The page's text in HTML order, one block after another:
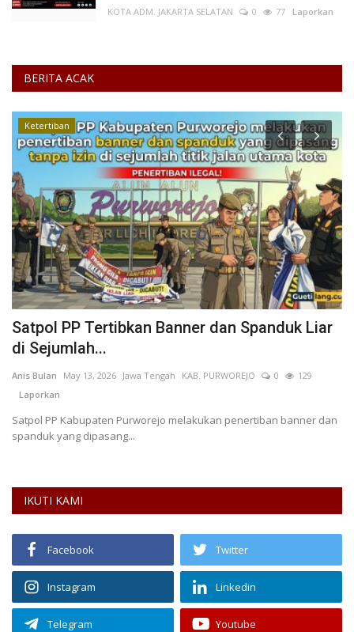
KOTA ADM. JAKARTA SELATAN
0 77 Laporkan
BERITA ACAK
Ketertiban
Satpol PP Tertibkan Banner dan Spanduk Liar
di Sejumlah...
Anis Bulan May 13, 2026 Jawa Tengah KAB. PURWOREJO 0
129
Laporkan
Satpol PP Kabupaten Purworejo melakukan penertiban banner dan
spanduk yang dipasang...
IKUTI KAMI
Facebook Twitter
Instagram Linkedin
Telegram Youtube